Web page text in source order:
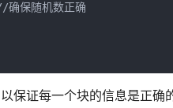
保随机数正确
保证每一个块的信息是正确